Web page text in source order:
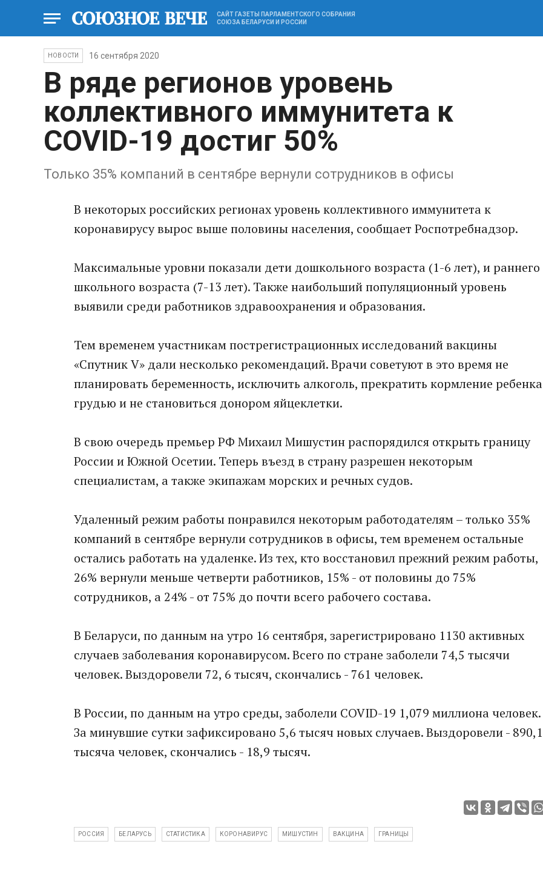
САЙТ ГАЗЕТЫ ПАРЛАМЕНТСКОГО СОБРАНИЯ
СОЮЗА БЕЛАРУСИ И РОССИИ
НОВОСТИ 16 сентября 2020
В ряде регионов уровень
коллективного иммунитета к
COVID-19 достиг 50%
Только 35% компаний в сентябре вернули сотрудников в офисы
В некоторых российских регионах уровень коллективного иммунитета к
коронавирусу вырос выше половины населения, сообщает Роспотребнадзор.
Максимальные уровни показали дети дошкольного возраста (1-6 лет), и раннего
школьного возраста (7-13 лет). Также наибольший популяционный уровень
выявили среди работников здравоохранения и образования.
Тем временем участникам пострегистрационных исследований вакцины
«Спутник V» дали несколько рекомендаций. Врачи советуют в это время не
планировать беременность, исключить алкоголь, прекратить кормление ребенка
грудью и не становиться донором яйцеклетки.
В свою очередь премьер РФ Михаил Мишустин распорядился открыть границу
России и Южной Осетии. Теперь въезд в страну разрешен некоторым
специалистам, а также экипажам морских и речных судов.
Удаленный режим работы понравился некоторым работодателям – только 35%
компаний в сентябре вернули сотрудников в офисы, тем временем остальные
остались работать на удаленке. Из тех, кто восстановил прежний режим работы,
26% вернули меньше четверти работников, 15% - от половины до 75%
сотрудников, а 24% - от 75% до почти всего рабочего состава.
В Беларуси, по данным на утро 16 сентября, зарегистрировано 1130 активных
случаев заболевания коронавирусом. Всего по стране заболели 74,5 тысячи
человек. Выздоровели 72, 6 тысяч, скончались - 761 человек.
В России, по данным на утро среды, заболели COVID-19 1,079 миллиона человек.
За минувшие сутки зафиксировано 5,6 тысяч новых случаев. Выздоровели - 890,1
тысяча человек, скончались - 18,9 тысяч.
РОССИЯ БЕЛАРУСЬ СТАТИСТИКА КОРОНАВИРУС МИШУСТИН ВАКЦИНА ГРАНИЦЫ